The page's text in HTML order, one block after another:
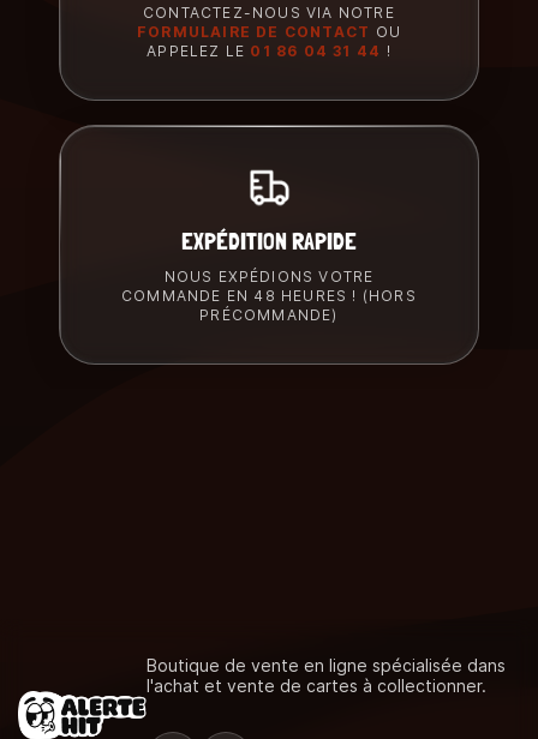
CONTACTEZ-NOUS VIA NOTRE
FORMULAIRE DE CONTACT OU
APPELEZ LE 01 86 04 31 44 !
EXPÉDITION RAPIDE
NOUS EXPÉDIONS VOTRE
COMMANDE EN 48 HEURES ! (HORS
PRÉCOMMANDE)
Boutique de vente en ligne spécialisée dans
l'achat et vente de cartes à collectionner.